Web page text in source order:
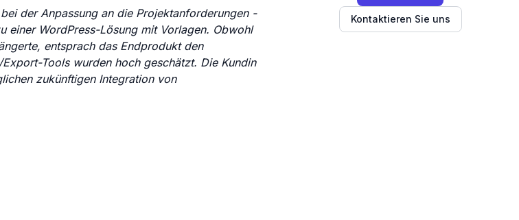
der Anpassung an die Projektanforderungen -
einer WordPress-Lösung mit Vorlagen. Obwohl
entsprach das Endprodukt den
Tools wurden hoch geschätzt. Die Kundin
zukünftigen Integration von
Kontaktieren Sie uns